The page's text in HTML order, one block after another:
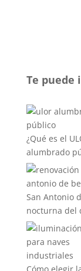
Te puede
¿Qué es el
alumbrado
San Antonio
nocturna del